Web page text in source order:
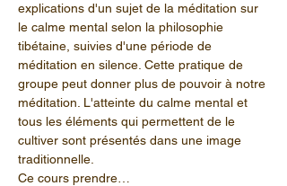
explications d'un sujet de la méditation sur
le calme mental selon la philosophie
tibétaine, suivies d'une période de
méditation en silence. Cette pratique de
groupe peut donner plus de pouvoir à notre
méditation. L'atteinte du calme mental et
tous les éléments qui permettent de le
cultiver sont présentés dans une image
traditionnelle.
Ce cours prendre…